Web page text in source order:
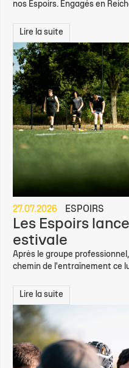
nos Espoirs. Engagés en
Lire la suite
27.07.2026 ESPOIRS
Les Espoirs
estivale
Après le groupe
chemin de l'entraînement ce
Lire la suite